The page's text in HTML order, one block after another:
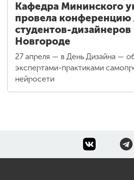
Кафедра Мининского
провела конференцию
студентов-
Новгороде
27 апреля — в День Дизайна —
экспертами-практиками
нейросети